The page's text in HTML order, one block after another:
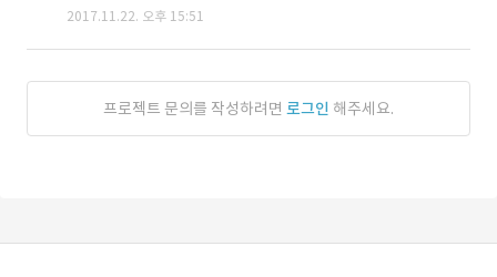
2017.11.22. 오후 15:51
프로젝트 문의를 작성하려면 로그인 해주세요.